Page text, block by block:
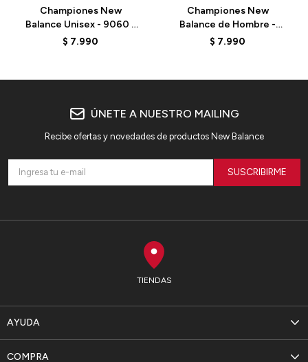
Championes New
Balance Unisex - 9060 -
U90601KA - BEIGE/AZUL
$ 7.990
Championes New
Balance de Hombre -
More V3 - MTMORAB3 -
$ 7.990
TIENDAS
AYUDA
COMPRA
ÚNETE A NUESTRO MAILING
Recibe ofertas y novedades de productos New Balance
SUSCRIBIRME